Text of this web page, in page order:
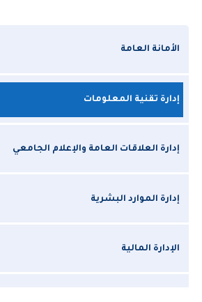
الأمانة العامة
إدارة تقنية المعلومات
إدارة العلاقات العامة والإعلام الجامعي
إدارة الموارد البشرية
الإدارة المالية